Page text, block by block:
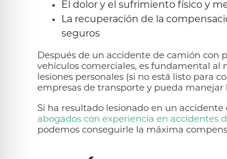
El dolor y el sufrimiento físico y
La recuperación de la
seguros
Después de un accidente de camión con
vehículos comerciales, es fundamental al
lesiones personales (si no está listo para
empresas de transporte y pueda manejar
Si ha resultado lesionado en un
abogados con experiencia en accidentes
podemos conseguirle la máxima